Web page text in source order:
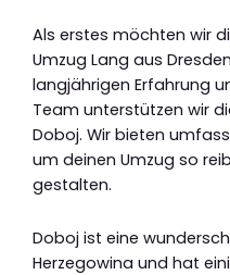
Als erstes möchten wir
Umzug Lang aus
langjährigen Erfahrung
Team unterstützen wir
Doboj. Wir bieten
um deinen Umzug so
gestalten.
Doboj ist eine
Herzegowina und hat